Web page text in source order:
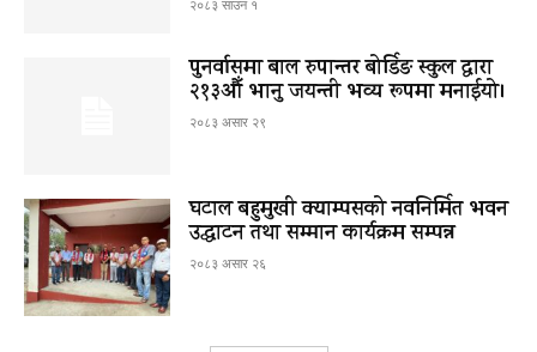
२०८३ साउन १
पुनर्वासमा बाल रुपान्तर बोर्डिङ स्कुल द्धारा
२१३औँ भानु जयन्ती भव्य रूपमा मनाईयो।
२०८३ असार २९
घटाल बहुमुखी क्याम्पसको नवनिर्मित भवन
उद्घाटन तथा सम्मान कार्यक्रम सम्पन्न
२०८३ असार २६